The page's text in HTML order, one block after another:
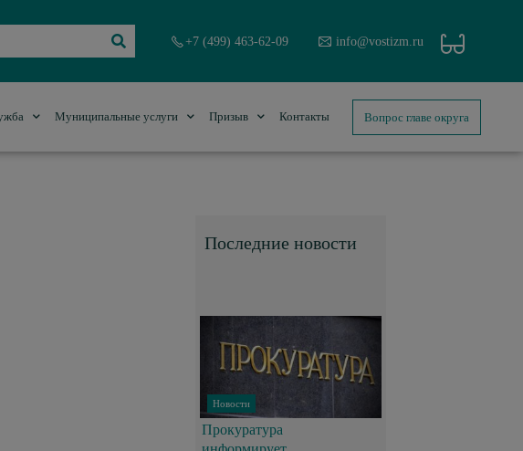
+7 (499) 463-62-09 info@vostizm.ru
Муниципальные услуги Призыв Контакты Вопрос главе округа
Последние новости
Новости
Прокуратура